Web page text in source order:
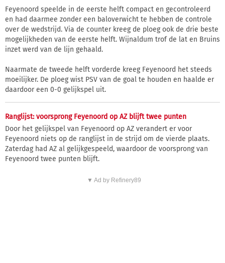
Feyenoord speelde in de eerste helft compact en gecontroleerd
en had daarmee zonder een baloverwicht te hebben de controle
over de wedstrijd. Via de counter kreeg de ploeg ook de drie beste
mogelijkheden van de eerste helft. Wijnaldum trof de lat en Bruins
inzet werd van de lijn gehaald.
Naarmate de tweede helft vorderde kreeg Feyenoord het steeds
moeilijker. De ploeg wist PSV van de goal te houden en haalde er
daardoor een 0-0 gelijkspel uit.
Ranglijst: voorsprong Feyenoord op AZ blijft twee punten
Door het gelijkspel van Feyenoord op AZ verandert er voor
Feyenoord niets op de ranglijst in de strijd om de vierde plaats.
Zaterdag had AZ al gelijkgespeeld, waardoor de voorsprong van
Feyenoord twee punten blijft.
▼ Ad by Refinery89